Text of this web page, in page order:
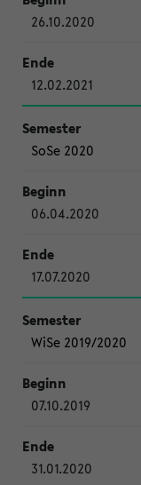
26.10.2020
12.02.2021
SoSe 2020
06.04.2020
17.07.2020
WiSe 2019/2020
07.10.2019
31.01.2020